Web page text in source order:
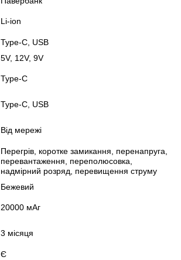
Li-ion
Type-C, USB
5V, 12V, 9V
Type-C
Type-C, USB
Від мережі
Перегрів, коротке замикання, перенапруга,
перевантаження, переполюсовка,
надмірний розряд, перевищення струму
Бежевий
20000 мАг
3 місяця
Є